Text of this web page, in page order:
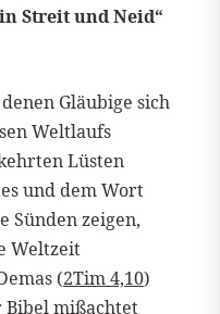
Streit und Neid“
Gläubige sich
Weltlaufs
Lüsten
und dem Wort
Sünden zeigen,
Weltzeit
(2Tim 4,10)
Bibel mißachtet